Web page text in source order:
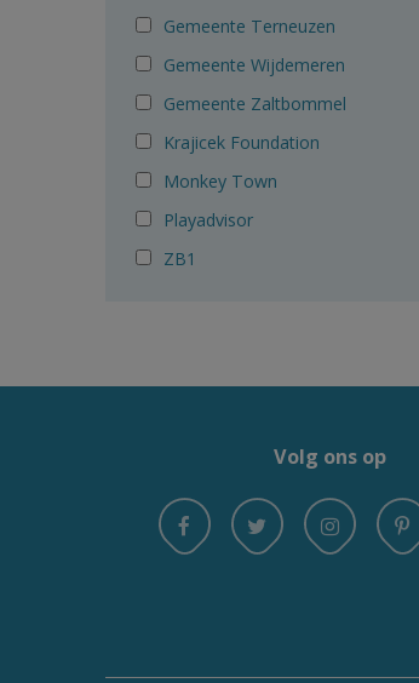
Gemeente Terneuzen
Gemeente Wijdemeren
Gemeente Zaltbommel
Krajicek Foundation
Monkey Town
Playadvisor
ZB1
Volg ons op